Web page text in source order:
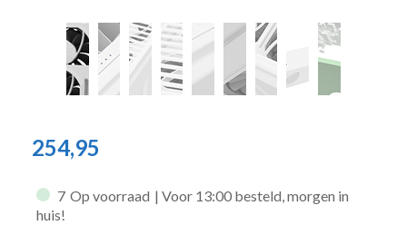
254,95
7 Op voorraad | Voor 13:00 besteld, morgen in
huis!